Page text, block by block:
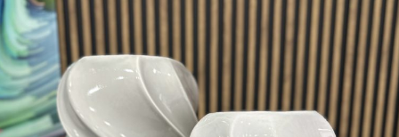
Millions of people around the
world visit Envato to buy and
sell creative assets, use smart